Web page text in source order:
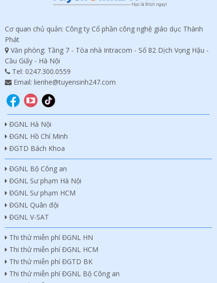
Cơ quan chủ quản: Công ty Cổ phần công nghệ giáo dục Thành
Phát
Văn phòng: Tầng 7 - Tòa nhà Intracom - Số 82 Dịch Vọng Hậu -
Cầu Giấy - Hà Nội
Tel: 0247.300.0559
Email: lienhe@tuyensinh247.com
ĐGNL Hà Nội
ĐGNL Hồ Chí Minh
ĐGTD Bách Khoa
ĐGNL Bộ Công an
ĐGNL Sư phạm Hà Nội
ĐGNL Sư phạm HCM
ĐGNL Quân đội
ĐGNL V-SAT
Thi thử miễn phí ĐGNL HN
Thi thử miễn phí ĐGNL HCM
Thi thử miễn phí ĐGTD BK
Thi thử miễn phí ĐGNL Bộ Công an